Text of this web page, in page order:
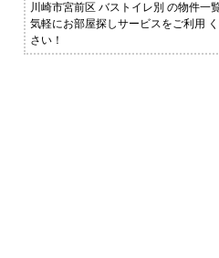
川崎市宮前区 バストイレ別 の物件一
気軽にお部屋探しサービスをご利用
さい！